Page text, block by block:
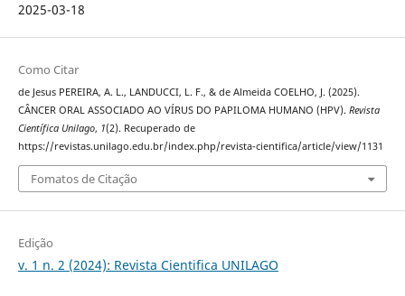
2025-03-18
Como Citar
de Jesus PEREIRA, A. L., LANDUCCI, L. F., & de Almeida COELHO, J. (2025).
CÂNCER ORAL ASSOCIADO AO VÍRUS DO PAPILOMA HUMANO (HPV). Revista
Científica Unilago, 1(2). Recuperado de
https://revistas.unilago.edu.br/index.php/revista-cientifica/article/view/1131
Fomatos de Citação
Edição
v. 1 n. 2 (2024): Revista Cientifica UNILAGO